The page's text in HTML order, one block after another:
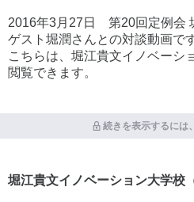
2016年3月27日 第20回定例会
ゲスト堀潤さんとの対談動画です
こちらは、堀江貴文イノベーシ
閲覧できます。
続きを表示するには
堀江貴文イノベーション大学校